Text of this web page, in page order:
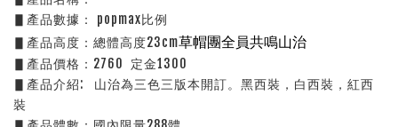
▋產品數據： popmax比例
▋產品高度：總體高度23cm草帽團全員共鳴山治
▋產品價格：2760  定金1300
▋產品介紹:   山治為三色三版本開訂。黑西裝，白西裝，紅西
裝